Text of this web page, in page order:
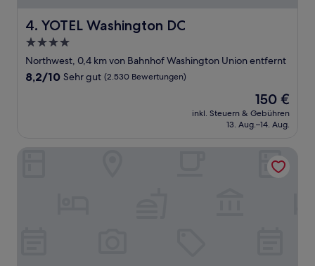
4. YOTEL Washington DC
YOTEL Washington DC
4.0-
Sterne-
Unterkunft
Northwest, 0,4 km von Bahnhof Washington Union entfernt
8.2
Bewertungen)
8,2/10 Sehr gut (2.530 Bewertungen)
Der
Preis
beträgt
150 €
inkl. Steuern & Gebühren
13. Aug.–14. Aug.